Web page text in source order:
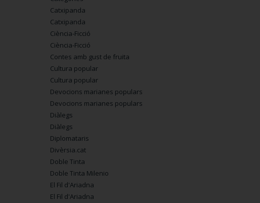
Catxipanda
Catxipanda
Ciència-Ficció
Ciència-Ficció
Contes amb gust de fruita
Cultura popular
Cultura popular
Devocions marianes populars
Devocions marianes populars
Diàlegs
Diàlegs
Diplomataris
Divèrsia.cat
Doble Tinta
Doble Tinta Milenio
El Fil d'Ariadna
El Fil d'Ariadna